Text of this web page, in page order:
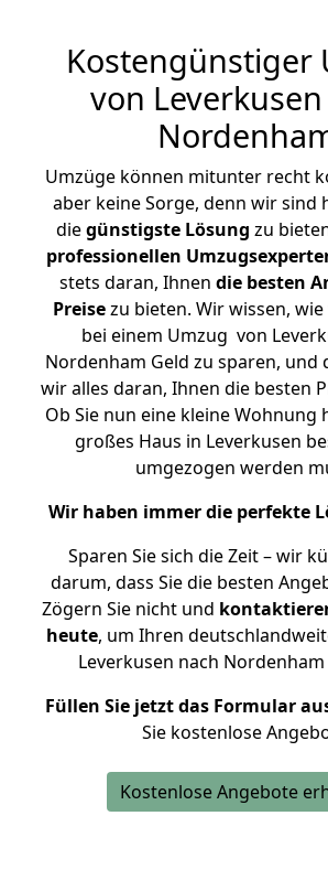
Kostengünstiger
von
Umzüge können mitunter recht
aber keine Sorge, denn wir sind
diegünstigste Lösung zu
professionellen
stets daran, Ihnen die besten
Preisezu bieten. Wir wissen,
bei einem Umzug von
Nordenham Geld zu sparen, und
wir alles daran, Ihnen die besten
Ob Sie nun eine kleine Wohnung
großes Haus in Leverkusen
umgezogen werden
Wir haben immer die perfekte
Sparen Sie sich die Zeit – wir
darum, dass Sie die besten
Zögern Sie nicht und
heute, um Ihren
Leverkusen nach
Füllen Sie jetzt das Formular
Sie kostenlose
Kostenlose Angebote